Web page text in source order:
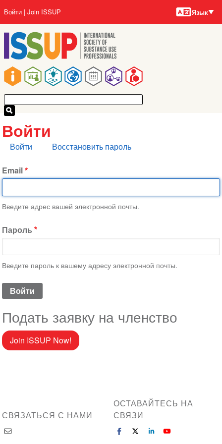
основному
содержанию
Main
navigation
User
account
menu
Войти Join ISSUP Языки
Язык
Войти
Главные
Войти Восстановить пароль
Email
Введите адрес вашей электронной почты.
Пароль
Введите пароль к вашему адресу электронной почты.
Подать заявку на членство
Join ISSUP Now!
СВЯЗАТЬСЯ С НАМИ
ОСТАВАЙТЕСЬ НА
СВЯЗИ